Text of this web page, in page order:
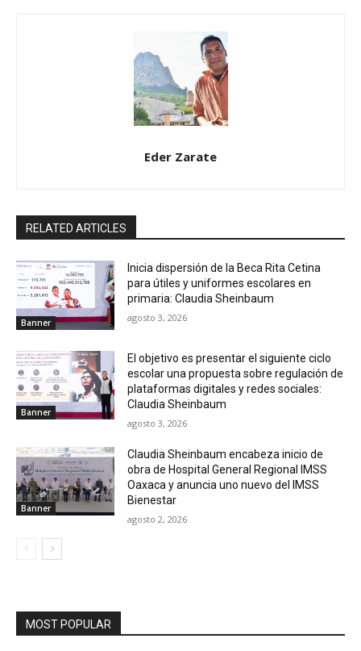
Eder Zarate
RELATED ARTICLES
Banner
Inicia dispersión de la Beca Rita Cetina
para útiles y uniformes escolares en
primaria: Claudia Sheinbaum
agosto 3, 2026
Banner
El objetivo es presentar el siguiente ciclo
escolar una propuesta sobre regulación de
plataformas digitales y redes sociales:
Claudia Sheinbaum
agosto 3, 2026
Banner
Claudia Sheinbaum encabeza inicio de
obra de Hospital General Regional IMSS
Oaxaca y anuncia uno nuevo del IMSS
Bienestar
agosto 2, 2026
MOST POPULAR